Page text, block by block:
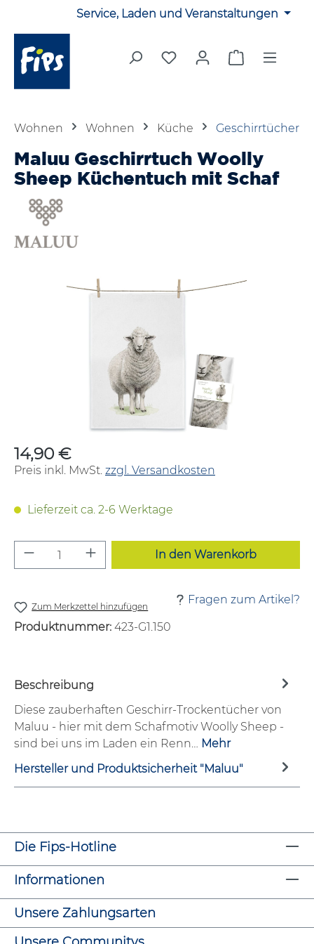
Zum Hauptinhalt springenService, Laden und Veranstaltungen
Du hast 0 Produkte auf
Warenkorb
Wohnen Wohnen Küche Geschirrtücher
Maluu Geschirrtuch Woolly
Sheep Küchentuch mit Schaf
Bildergalerie überspringen
Regulärer Preis:
14,90 €
Preis inkl. MwSt. zzgl. Versandkosten
Lieferzeit ca. 2-6 Werktage
Produkt Anzahl: Gib den
In den Warenkorb
Zum Merkzettel hinzufügen
Fragen zum Artikel?
Produktnummer: 423-G1.150
Beschreibung
Diese zauberhaften Geschirr-Trockentücher von
Maluu - hier mit dem Schafmotiv Woolly Sheep -
sind bei uns im Laden ein Renn… Mehr
Hersteller und Produktsicherheit "Maluu"
Die Fips-Hotline
Informationen
Unsere Zahlungsarten